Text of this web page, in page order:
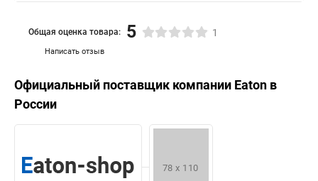
Написать отзыв
Общая оценка товара: 5 1
Официальный поставщик компании Eaton в
России